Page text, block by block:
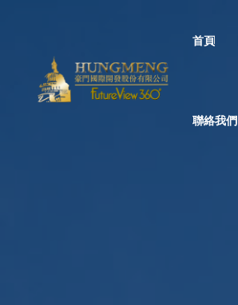
首頁
聯絡我們